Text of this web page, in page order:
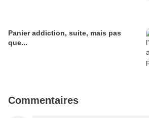
Panier addiction, suite, mais pas
que...
Commentaires